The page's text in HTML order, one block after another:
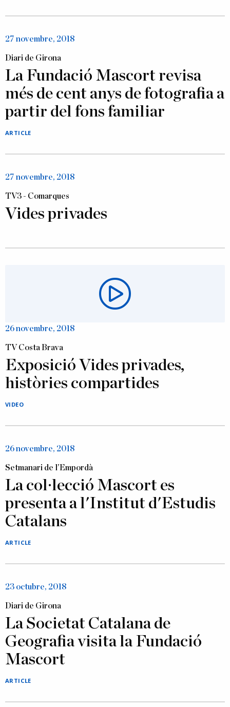
27 novembre, 2018
Diari de Girona
La Fundació Mascort revisa
més de cent anys de fotografia a
partir del fons familiar
ARTICLE
27 novembre, 2018
TV3 - Comarques
Vides privades
26 novembre, 2018
TV Costa Brava
Exposició Vides privades,
històries compartides
VIDEO
26 novembre, 2018
Setmanari de l’Empordà
La col·lecció Mascort es
presenta a l'Institut d'Estudis
Catalans
ARTICLE
23 octubre, 2018
Diari de Girona
La Societat Catalana de
Geografia visita la Fundació
Mascort
ARTICLE